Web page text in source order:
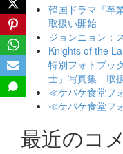
韓国ドラマ『卒
取扱い開始
ジョンニョン：
Knights of the
特別フォトブッ
士」写真集 取
≪ケバケ食堂フ
≪ケバケ食堂フ
最近のコ